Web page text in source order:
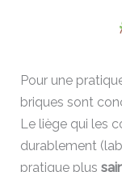
Pour une
briques sont
Le liège qui les
durablement
pratique plus